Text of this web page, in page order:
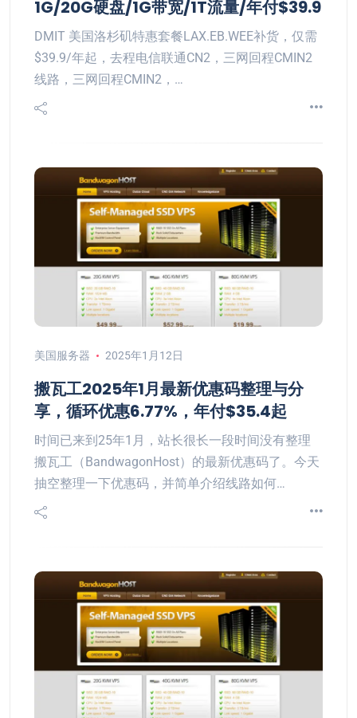
1G/20G硬盘/1G带宽/1T流量/年付$39.9
DMIT 美国洛杉矶特惠套餐LAX.EB.WEE补货，仅需
$39.9/年起，去程电信联通CN2，三网回程CMIN2
线路，三网回程CMIN2，…
美国服务器 2025年1月12日
搬瓦工2025年1月最新优惠码整理与分
享，循环优惠6.77%，年付$35.4起
时间已来到25年1月，站长很长一段时间没有整理
搬瓦工（BandwagonHost）的最新优惠码了。今天
抽空整理一下优惠码，并简单介绍线路如何…